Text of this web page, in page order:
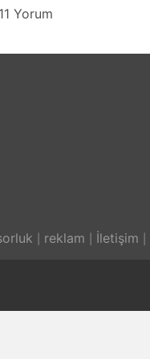
11 Yorum
reklam İletişim